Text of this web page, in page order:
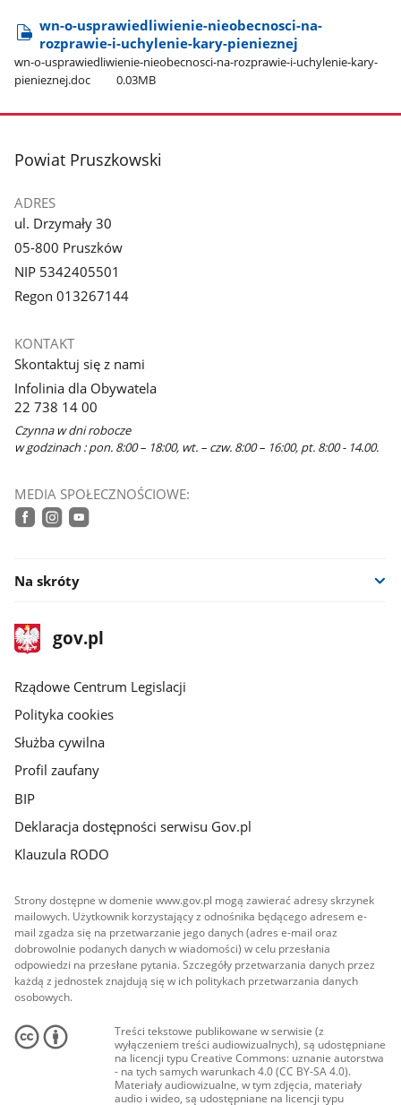
wn-o-usprawiedliwienie-nieobecnosci-na-
rozprawie-i-uchylenie-kary-pienieznej
wn-o-usprawiedliwienie-nieobecnosci-na-rozprawie-i-uchylenie-kary-
pienieznej.doc
0.03MB
stopka
Powiat Pruszkowski
ADRES
ul. Drzymały 30
05-800 Pruszków
NIP 5342405501
Regon 013267144
KONTAKT
Skontaktuj się z nami
Infolinia dla Obywatela
22 738 14 00
Czynna w dni robocze
w godzinach : pon. 8:00 – 18:00, wt. – czw. 8:00 – 16:00, pt. 8:00 - 14.00.
MEDIA SPOŁECZNOŚCIOWE:
Na skróty
stopka
gov.plStrona
gov.pl
Rządowe Centrum Legislacji
Polityka cookies
Służba cywilna
Profil zaufany
BIP
Deklaracja dostępności serwisu Gov.pl
Klauzula RODO
Strony dostępne w domenie www.gov.pl mogą zawierać adresy skrzynek
mailowych. Użytkownik korzystający z odnośnika będącego adresem e-
mail zgadza się na przetwarzanie jego danych (adres e-mail oraz
dobrowolnie podanych danych w wiadomości) w celu przesłania
odpowiedzi na przesłane pytania. Szczegóły przetwarzania danych przez
każdą z jednostek znajdują się w ich politykach przetwarzania danych
osobowych.
Treści tekstowe publikowane w serwisie (z
wyłączeniem treści audiowizualnych), są udostępniane
na licencji typu Creative Commons: uznanie autorstwa
- na tych samych warunkach 4.0 (CC BY-SA 4.0).
Materiały audiowizualne, w tym zdjęcia, materiały
audio i wideo, są udostępniane na licencji typu